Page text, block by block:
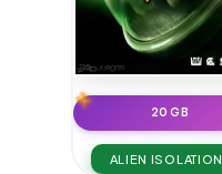
20 GB
ALIEN ISOLATION